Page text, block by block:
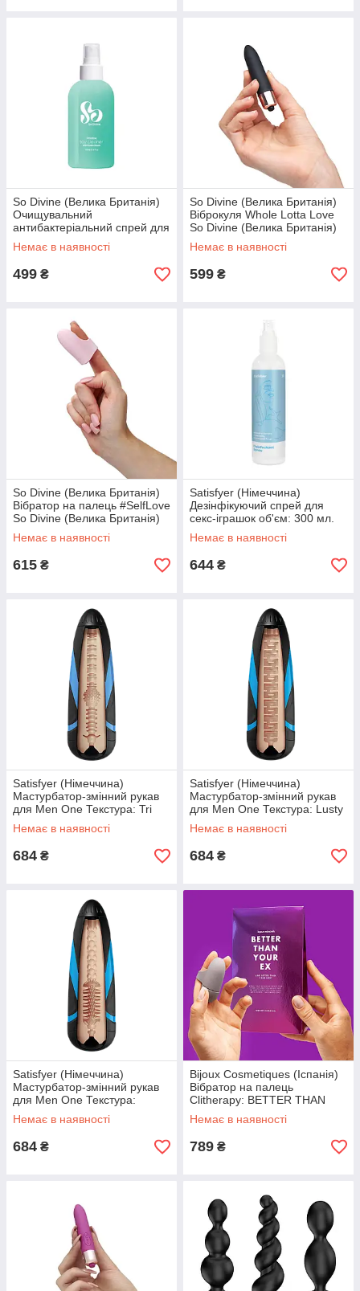
So Divine (Велика Британія)
Очищувальний
антибактеріальний спрей для
іграшок Pristine, 100 мл. So
Divine (Велика Британія)
Немає в наявності
499 ₴
So Divine (Велика Британія)
Віброкуля Whole Lotta Love
So Divine (Велика Британія)
Немає в наявності
599 ₴
So Divine (Велика Британія)
Вібратор на палець #SelfLove
So Divine (Велика Британія)
Немає в наявності
615 ₴
Satisfyer (Німеччина)
Дезінфікуючий спрей для
секс-іграшок об'єм: 300 мл.
Satisfyer (Німеччина)
Немає в наявності
644 ₴
Satisfyer (Німеччина)
Мастурбатор-змінний рукав
для Men One Текстура: Tri
Delights Satisfyer (Німеччина)
Немає в наявності
684 ₴
Satisfyer (Німеччина)
Мастурбатор-змінний рукав
для Men One Текстура: Lusty
Tongues Satisfyer (Німеччина)
Немає в наявності
684 ₴
Satisfyer (Німеччина)
Мастурбатор-змінний рукав
для Men One Текстура:
Tornado Bliss Satisfyer
(Німеччина)
Немає в наявності
684 ₴
Bijoux Cosmetiques (Іспанія)
Вібратор на палець
Clitherapy: BETTER THAN
YOUR EX Bijoux Indiscrets
(Іспанія)
Немає в наявності
789 ₴